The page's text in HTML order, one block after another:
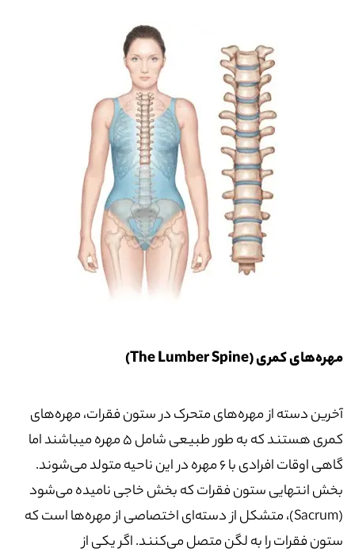
مهره‌های کمری (The Lumber Spine)
آخرین دسته از مهره‌های متحرک در ستون فقرات، مهره‌های
کمری هستند که به طور طبیعی شامل 5 مهره میباشند اما
گاهی اوقات افرادی با 6 مهره در این ناحیه متولد می‌شوند.
بخش انتهایی ستون فقرات که بخش خاجی نامیده می‌شود
(Sacrum)، متشکل از دسته‌ای اختصاصی از مهره‌ها است که
ستون فقرات را به لگن متصل می‌کنند. اگر یکی از